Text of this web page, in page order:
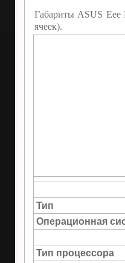
Габариты ASUS Eee
ячеек).
Тип
Операционная
Тип процессора